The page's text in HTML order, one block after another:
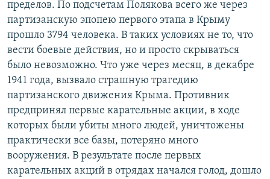
пределов. По подсчетам Полякова всего же через
партизанскую эпопею первого этапа в Крыму
прошло 3794 человека. В таких условиях не то, что
вести боевые действия, но и просто скрываться
было невозможно. Что уже через месяц, в декабре
1941 года, вызвало страшную трагедию
партизанского движения Крыма. Противник
предпринял первые карательные акции, в ходе
которых были убиты много людей, уничтожены
практически все базы, потеряно много
вооружения. В результате после первых
карательных акций в отрядах начался голод, дошло